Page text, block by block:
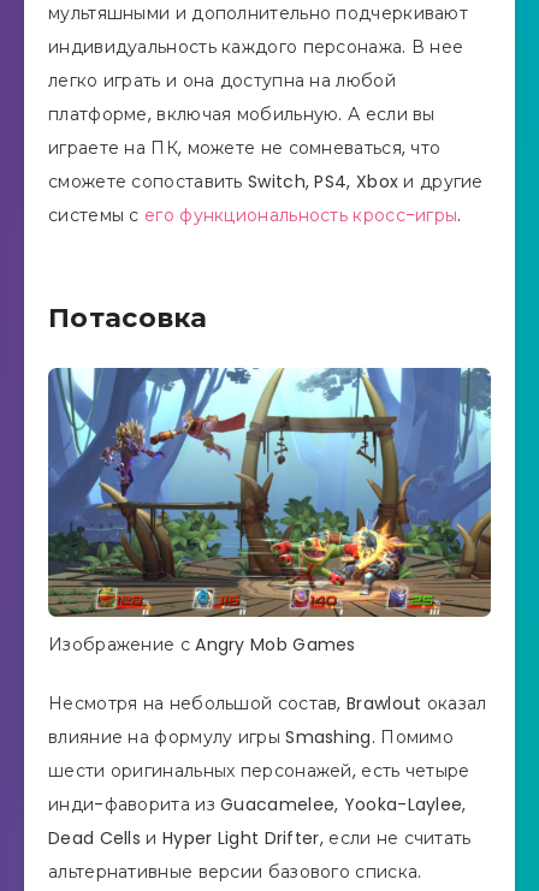
мультяшными и дополнительно подчеркивают
индивидуальность каждого персонажа. В нее
легко играть и она доступна на любой
платформе, включая мобильную. А если вы
играете на ПК, можете не сомневаться, что
сможете сопоставить Switch, PS4, Xbox и другие
системы с его функциональность кросс-игры.
Потасовка
Изображение с Angry Mob Games
Несмотря на небольшой состав, Brawlout оказал
влияние на формулу игры Smashing. Помимо
шести оригинальных персонажей, есть четыре
инди-фаворита из Guacamelee, Yooka-Laylee,
Dead Cells и Hyper Light Drifter, если не считать
альтернативные версии базового списка.